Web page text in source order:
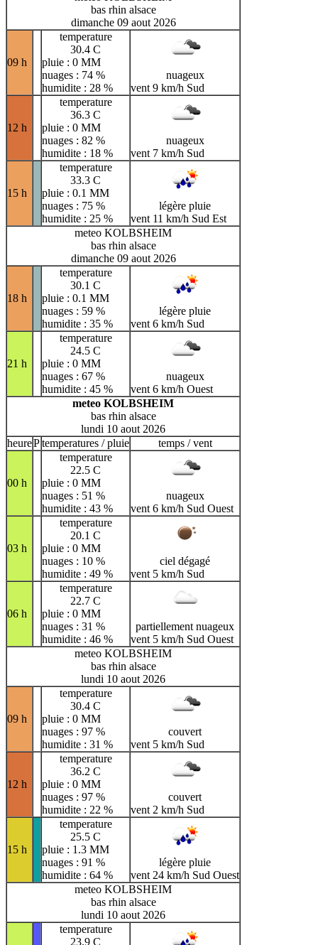
bas rhin alsace
dimanche 09 aout 2026
09 h
temperature
30.4 C
pluie : 0 MM
nuages : 74 %
humidite : 28 %
nuageux
vent 9 km/h Sud
12 h
temperature
36.3 C
pluie : 0 MM
nuages : 82 %
humidite : 18 %
nuageux
vent 7 km/h Sud
15 h
temperature
33.3 C
pluie : 0.1 MM
nuages : 75 %
humidite : 25 %
légère pluie
vent 11 km/h Sud Est
meteo KOLBSHEIM
bas rhin alsace
dimanche 09 aout 2026
18 h
temperature
30.1 C
pluie : 0.1 MM
nuages : 59 %
humidite : 35 %
légère pluie
vent 6 km/h Sud
21 h
temperature
24.5 C
pluie : 0 MM
nuages : 67 %
humidite : 45 %
nuageux
vent 6 km/h Ouest
meteo KOLBSHEIM
bas rhin alsace
lundi 10 aout 2026
heurePtemperatures / pluie temps / vent
00 h
temperature
22.5 C
pluie : 0 MM
nuages : 51 %
humidite : 43 %
nuageux
vent 6 km/h Sud Ouest
03 h
temperature
20.1 C
pluie : 0 MM
nuages : 10 %
humidite : 49 %
ciel dégagé
vent 5 km/h Sud
06 h
temperature
22.7 C
pluie : 0 MM
nuages : 31 %
humidite : 46 %
partiellement nuageux
vent 5 km/h Sud Ouest
meteo KOLBSHEIM
bas rhin alsace
lundi 10 aout 2026
09 h
temperature
30.4 C
pluie : 0 MM
nuages : 97 %
humidite : 31 %
couvert
vent 5 km/h Sud
12 h
temperature
36.2 C
pluie : 0 MM
nuages : 97 %
humidite : 22 %
couvert
vent 2 km/h Sud
15 h
temperature
25.5 C
pluie : 1.3 MM
nuages : 91 %
humidite : 64 %
légère pluie
vent 24 km/h Sud Ouest
meteo KOLBSHEIM
bas rhin alsace
lundi 10 aout 2026
temperature
23.9 C